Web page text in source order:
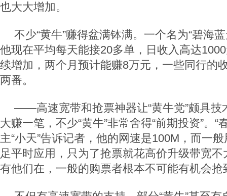
也大大增加。
不少“黄牛”赚得盆满钵满。一个名为“碧海蓝
他现在平均每天能接20多单，日收入高达
续增加，两个月预计能赚8万元，一些同行的
两番。
——高速宽带和抢票神器让“黄牛党”颇具技
大赚一笔，不少“黄牛”非常舍得“前期投资”。“
主“小天”告诉记者，他的网速是100M，而一
足平时应用，只为了抢票就花高价升级带宽
有他们在，一般的购票者根本不可能有机会抢